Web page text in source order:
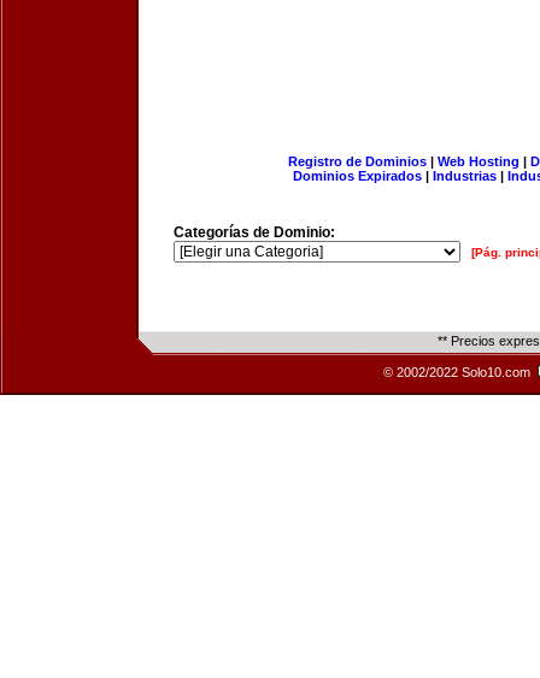
Registro de Dominios| Web Hosting |
Dominios Expirados | Industrias |
Categorías de Dominio:
[Pág.
** Precios
© 2002/2022 Solo10.com